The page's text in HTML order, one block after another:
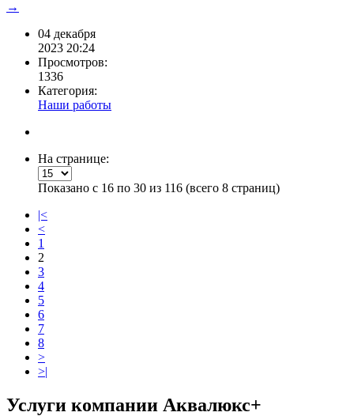
→
04 декабря
2023 20:24
Просмотров:
1336
Категория:
Наши работы
На странице:
Показано с 16 по 30 из 116 (всего 8 страниц)
|<
<
1
2
3
4
5
6
7
8
>
>|
Услуги компании Аквалюкс+